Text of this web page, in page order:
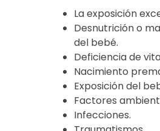
La exposición
Desnutrición o
del bebé.
Deficiencia de
Nacimiento
Exposición del
Factores
Infecciones.